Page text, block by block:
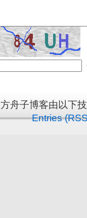
方舟子博客由以下
Entries